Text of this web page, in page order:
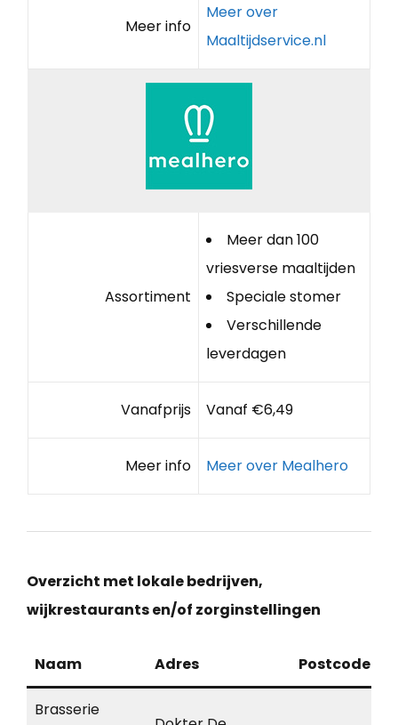
Meer info
Meer over
Maaltijdservice.nl
Assortiment
Meer dan 100
vriesverse maaltijden
Speciale stomer
Verschillende
leverdagen
Vanafprijs Vanaf €6,49
Meer info Meer over Mealhero
Overzicht met lokale bedrijven,
wijkrestaurants en/of zorginstellingen
Naam Adres Postcode
Brasserie